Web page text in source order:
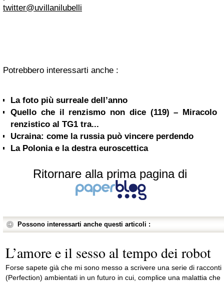
twitter@uvillanilubelli
Potrebbero interessarti anche :
La foto più surreale dell’anno
Quello che il renzismo non dice (119) – Miracolo
renzistico al TG1 tra...
Ucraina: come la russia può vincere perdendo
La Polonia e la destra euroscettica
Ritornare alla prima pagina di
Possono interessarti anche questi articoli :
L’amore e il sesso al tempo dei robot
Forse sapete già che mi sono messo a scrivere una serie di racconti
(Perfection) ambientati in un futuro in cui, complice una malattia che